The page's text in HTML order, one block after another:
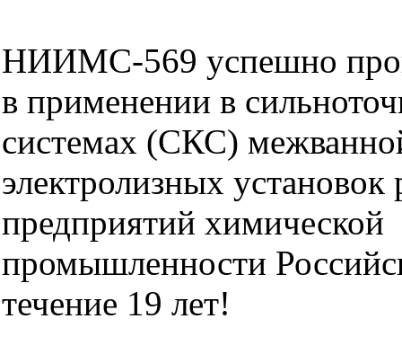
НИИМС-569 успешно
в применении в
системах (СКС)
электролизных установок
предприятий химической
промышленности
течение 19 лет!